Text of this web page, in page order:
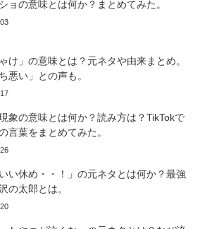
ョの意味とは何か？まとめてみた。
ゃけ」の意味とは？元ネタや由来まとめ。
悪い」との声も。
象の意味とは何か？読み方は？TikTokで
言葉をまとめてみた。
いい休め・・！」の元ネタとは何か？最強
の太郎とは。